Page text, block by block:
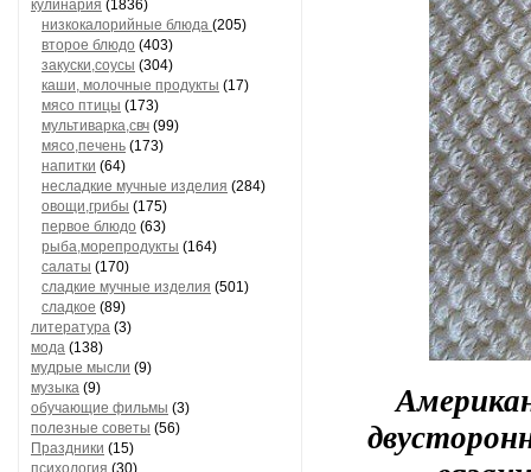
кулинария (1836)
низкокалорийные блюда (205)
второе блюдо (403)
закуски,соусы (304)
каши, молочные продукты (17)
мясо птицы (173)
мультиварка,свч (99)
мясо,печень (173)
напитки (64)
несладкие мучные изделия (284)
овощи,грибы (175)
первое блюдо (63)
рыба,морепродукты (164)
салаты (170)
сладкие мучные изделия (501)
сладкое (89)
литература (3)
мода (138)
мудрые мысли (9)
музыка (9)
обучающие фильмы (3)
полезные советы (56)
Праздники (15)
психология (30)